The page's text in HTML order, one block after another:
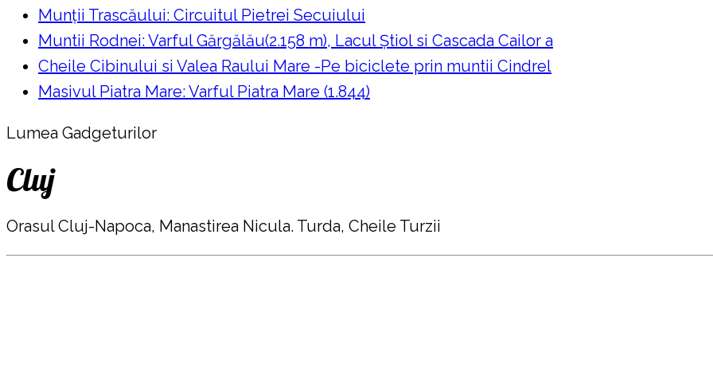
Munții Trascăului: Circuitul Pietrei Secuiului
Muntii Rodnei: Varful Gărgălău(2.158 m), Lacul Ştiol si Cascada Cailor a
Cheile Cibinului si Valea Raului Mare -Pe biciclete prin muntii Cindrel
Masivul Piatra Mare: Varful Piatra Mare (1.844)
Lumea Gadgeturilor
Cluj
Orasul Cluj-Napoca, Manastirea Nicula. Turda, Cheile Turzii